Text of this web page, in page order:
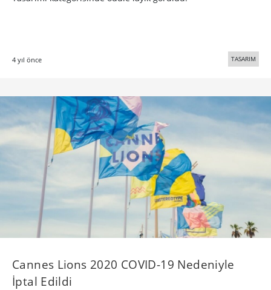
4 yıl önce TASARIM
Cannes Lions 2020 COVID-19 Nedeniyle
İptal Edildi